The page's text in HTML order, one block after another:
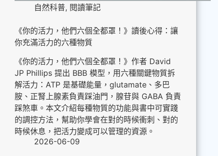
自然科普, 閱讀筆記
《你的活力，他們六個全都罩！》讀後心得：讓
你充滿活力的六種物質
《你的活力，他們六個全都罩！》作者 David
JP Phillips 提出 BBB 模型，用六種關鍵物質拆
解活力：ATP 是基礎能量，glutamate、多巴
胺、正腎上腺素負責踩油門，腺苷與 GABA 負責
踩煞車。本文介紹每種物質的功能與書中可實踐
的調控方法，幫助你學會在對的時候衝刺、對的
時候休息，把活力變成可以管理的資源。
2026-06-09